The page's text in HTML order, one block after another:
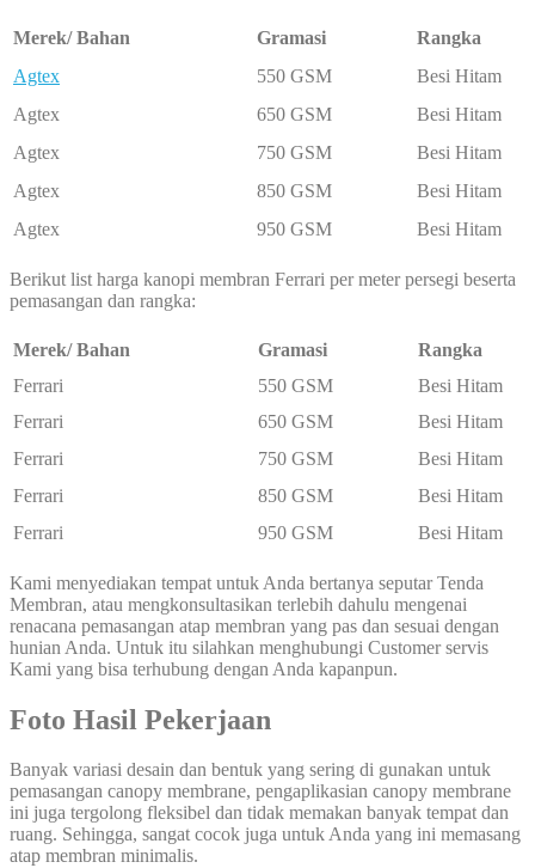
Merek/ Bahan Gramasi
Rangka
Agtex
550 GSM
Besi Hitam
Agtex
650 GSM
Besi Hitam
Agtex
750 GSM
Besi Hitam
Agtex
850 GSM
Besi Hitam
Agtex
950 GSM Besi Hitam
Berikut list harga kanopi membran Ferrari per meter persegi beserta
pemasangan dan rangka:
Merek/ Bahan Gramasi
Rangka
Ferrari
550 GSM
Besi Hitam
Ferrari
650 GSM
Besi Hitam
Ferrari
750 GSM
Besi Hitam
Ferrari
850 GSM
Besi Hitam
Ferrari
950 GSM Besi Hitam
Kami menyediakan tempat untuk Anda bertanya seputar Tenda
Membran, atau mengkonsultasikan terlebih dahulu mengenai
renacana pemasangan atap membran yang pas dan sesuai dengan
hunian Anda. Untuk itu silahkan menghubungi Customer servis
Kami yang bisa terhubung dengan Anda kapanpun.
Foto Hasil Pekerjaan
Banyak variasi desain dan bentuk yang sering di gunakan untuk
pemasangan canopy membrane, pengaplikasian canopy membrane
ini juga tergolong fleksibel dan tidak memakan banyak tempat dan
ruang. Sehingga, sangat cocok juga untuk Anda yang ini memasang
atap membran minimalis.